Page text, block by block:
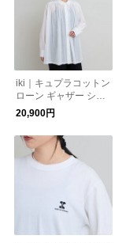
iki｜キュプラコットン
ローン ギャザー シャ
ツ 3101BL006262
20,900円